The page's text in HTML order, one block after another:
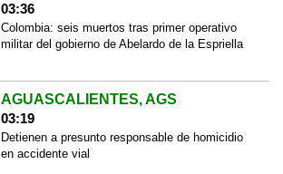
03:36
Colombia: seis muertos tras primer operativo
militar del gobierno de Abelardo de la Espriella
AGUASCALIENTES, AGS
03:19
Detienen a presunto responsable de homicidio
en accidente vial